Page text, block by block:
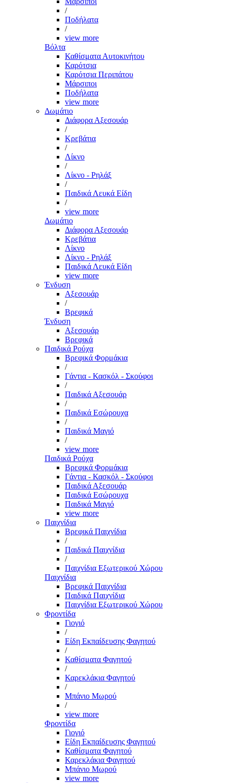
/
Ποδήλατα
/
view more
Βόλτα
Καθίσματα Αυτοκινήτου
Καρότσια
Καρότσια Περιπάτου
Μάρσιποι
Ποδήλατα
view more
Δωμάτιο
Διάφορα Αξεσουάρ
/
Κρεβάτια
/
Λίκνο
/
Λίκνο - Ρηλάξ
/
Παιδικά Λευκά Είδη
/
view more
Δωμάτιο
Διάφορα Αξεσουάρ
Κρεβάτια
Λίκνο
Λίκνο - Ρηλάξ
Παιδικά Λευκά Είδη
view more
Ένδυση
Αξεσουάρ
/
Βρεφικά
Ένδυση
Αξεσουάρ
Βρεφικά
Παιδικά Ρούχα
Βρεφικά Φορμάκια
/
Γάντια - Κασκόλ - Σκούφοι
/
Παιδικά Αξεσουάρ
/
Παιδικά Εσώρουχα
/
Παιδικά Μαγιό
/
view more
Παιδικά Ρούχα
Βρεφικά Φορμάκια
Γάντια - Κασκόλ - Σκούφοι
Παιδικά Αξεσουάρ
Παιδικά Εσώρουχα
Παιδικά Μαγιό
view more
Παιχνίδια
Βρεφικά Παιχνίδια
/
Παιδικά Παιχνίδια
/
Παιχνίδια Εξωτερικού Χώρου
Παιχνίδια
Βρεφικά Παιχνίδια
Παιδικά Παιχνίδια
Παιχνίδια Εξωτερικού Χώρου
Φροντίδα
Γιογιό
/
Είδη Εκπαίδευσης Φαγητού
/
Καθίσματα Φαγητού
/
Καρεκλάκια Φαγητού
/
Μπάνιο Μωρού
/
view more
Φροντίδα
Γιογιό
Είδη Εκπαίδευσης Φαγητού
Καθίσματα Φαγητού
Καρεκλάκια Φαγητού
Μπάνιο Μωρού
view more